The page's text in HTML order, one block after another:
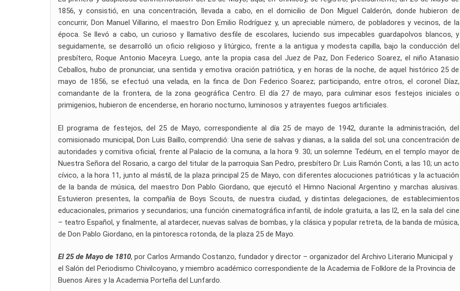
1856, y consistió, en una concentración, llevada a cabo, en el domicilio de Don Miguel Calderón, donde hubieron de
concurrir, Don Manuel Villarino, el maestro Don Emilio Rodríguez y, un apreciable número, de pobladores y vecinos, de la
época. Se llevó a cabo, un curioso y llamativo desfile de escolares, luciendo sus impecables guardapolvos blancos, y
seguidamente, se desarrolló un oficio religioso y litúrgico, frente a la antigua y modesta capilla, bajo la conducción del
presbítero, Roque Antonio Maceyra. Luego, ante la propia casa del Juez de Paz, Don Federico Soarez, el niño Atanasio
Ceballos, hubo de pronunciar, una sentida y emotiva oración patriótica, y en horas de la noche, de aquel histórico 25 de
mayo de 1856, se efectuó una velada, en la finca de Don Federico Soarez; participando, entre otros, el coronel Díaz,
comandante de la frontera, de la zona geográfica Centro. El día 27 de mayo, para culminar esos festejos iniciales o
primigenios, hubieron de encenderse, en horario nocturno, luminosos y atrayentes fuegos artificiales.
El programa de festejos, del 25 de Mayo, correspondiente al día 25 de mayo de 1942, durante la administración, del
comisionado municipal, Don Luis Baillo, comprendió: Una serie de salvas y dianas, a la salida del sol; una concentración de
autoridades y comitiva oficial, frente al Palacio de la comuna, a la hora 9. 30; un solemne Tedéum, en el templo mayor de
Nuestra Señora del Rosario, a cargo del titular de la parroquia San Pedro, presbítero Dr. Luis Ramón Conti, a las 10; un acto
cívico, a la hora 11, junto al mástil, de la plaza principal 25 de Mayo, con diferentes alocuciones patrióticas y la actuación
de la banda de música, del maestro Don Pablo Giordano, que ejecutó el Himno Nacional Argentino y marchas alusivas.
Estuvieron presentes, la compañía de Boys Scouts, de nuestra ciudad, y distintas delegaciones, de establecimientos
educacionales, primarios y secundarios; una función cinematográfica infantil, de índole gratuita, a las l2, en la sala del cine
– teatro Español, y finalmente, al atardecer, nuevas salvas de bombas, y la clásica y popular retreta, de la banda de música,
de Don Pablo Giordano, en la pintoresca rotonda, de la plaza 25 de Mayo.
El 25 de Mayo de 1810, por Carlos Armando Costanzo, fundador y director – organizador del Archivo Literario Municipal y
el Salón del Periodismo Chivilcoyano, y miembro académico correspondiente de la Academia de Folklore de la Provincia de
Buenos Aires y la Academia Porteña del Lunfardo.